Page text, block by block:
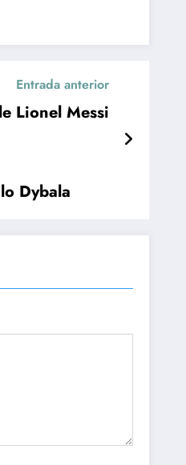
Entrada anterior
Lionel Messi
Dybala